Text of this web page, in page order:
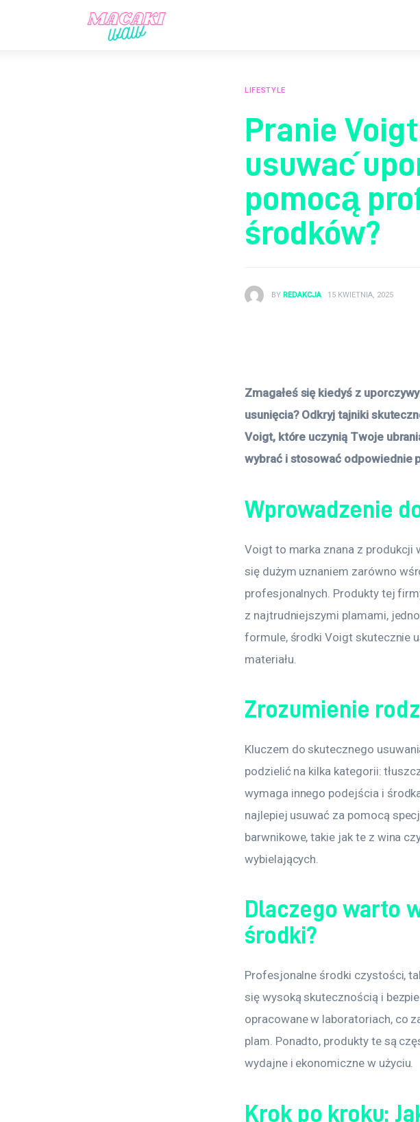
LIFESTYLE
Pranie
usuwać
pomocą
środków?
BY REDAKCJA 15 KWIETNIA, 2025
Zmagałeś się kiedyś z
usunięcia? Odkryj tajniki
Voigt, które uczynią Twoje
wybrać i stosować odpowiednie
Wprowadzenie
Voigt to marka znana z
się dużym uznaniem zarówno
profesjonalnych. Produkty tej
z najtrudniejszymi plamami,
formule, środki Voigt skutecznie
materiału.
Zrozumienie
Kluczem do skutecznego
podzielić na kilka kategorii:
wymaga innego podejścia i
najlepiej usuwać za pomocą
barwnikowe, takie jak te z wina
wybielających.
Dlaczego warto
środki?
Profesjonalne środki czystości,
się wysoką skutecznością i
opracowane w laboratoriach, co
plam. Ponadto, produkty te są
wydajne i ekonomiczne w użyciu.
Krok po kroku: